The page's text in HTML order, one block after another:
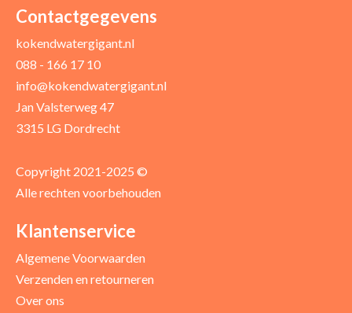
Uw naam *
Uw recensie *
Contactgegevens
kokendwatergigant.nl
088 - 166 17 10
info@kokendwatergigant.nl
Jan Valsterweg 47
3315 LG Dordrecht
Copyright 2021-2025 ©
Alle rechten voorbehouden
Klantenservice
Algemene Voorwaarden
Verzenden en retourneren
Over ons